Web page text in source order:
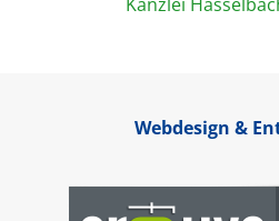
Webdesign &